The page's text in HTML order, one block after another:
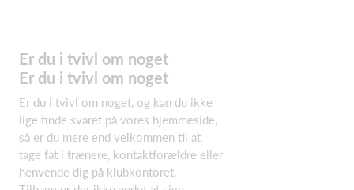
Er du i tvivl om noget
Er du i tvivl om noget
Er du i tvivl om noget, og kan du ikke
lige finde svaret på vores hjemmeside,
så er du mere end velkommen til at
tage fat i trænere, kontaktforældre eller
henvende dig på klubkontoret.